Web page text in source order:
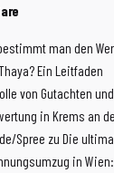
man den
Ein Leitfaden
von Gutachten
in Krems an
Spree zu Die
in